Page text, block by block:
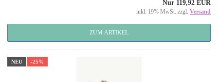
Nur 119,92 EUR
inkl. 19% MwSt. zzgl. Versand
ZUM ARTIKEL
NEU -25%